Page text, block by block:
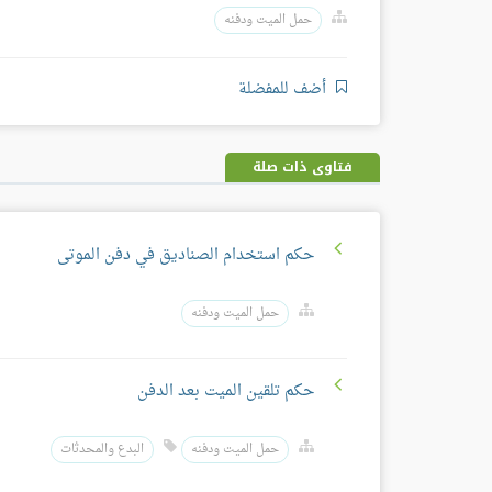
حمل الميت ودفنه
أضف للمفضلة
فتاوى ذات صلة
حكم استخدام الصناديق في دفن الموتى
حمل الميت ودفنه
حكم تلقين الميت بعد الدفن
حمل الميت ودفنه البدع والمحدثات